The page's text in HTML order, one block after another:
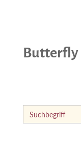
Butterfly
Search
for: